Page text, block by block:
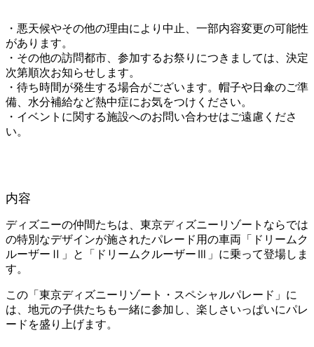
・悪天候やその他の理由により中止、一部内容変更の可能性
があります。
・その他の訪問都市、参加するお祭りにつきましては、決定
次第順次お知らせします。
・待ち時間が発生する場合がございます。帽子や日傘のご準
備、水分補給など熱中症にお気をつけください。
・イベントに関する施設へのお問い合わせはご遠慮くださ
い。
内容
ディズニーの仲間たちは、東京ディズニーリゾートならでは
の特別なデザインが施されたパレード用の車両「ドリームク
ルーザーⅡ」と「ドリームクルーザーⅢ」に乗って登場しま
す。
この「東京ディズニーリゾート・スペシャルパレード」に
は、地元の子供たちも一緒に参加し、楽しさいっぱいにパレ
ードを盛り上げます。